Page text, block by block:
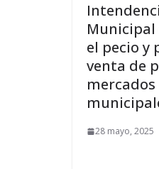
el pecio y
venta de
mercados
28 mayo, 2025